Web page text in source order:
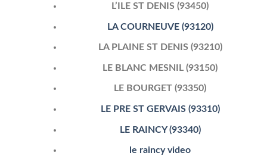
L’ILE ST DENIS (93450)
LA COURNEUVE (93120)
LA PLAINE ST DENIS (93210)
LE BLANC MESNIL (93150)
LE BOURGET (93350)
LE PRE ST GERVAIS (93310)
LE RAINCY (93340)
le raincy video